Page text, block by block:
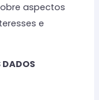
aspectos
e
DADOS